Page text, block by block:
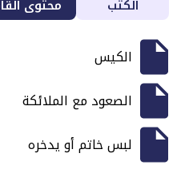
الكتب محتوى
الكيس
الصعود مع الملائكة
لبس خاتم أو يدخره